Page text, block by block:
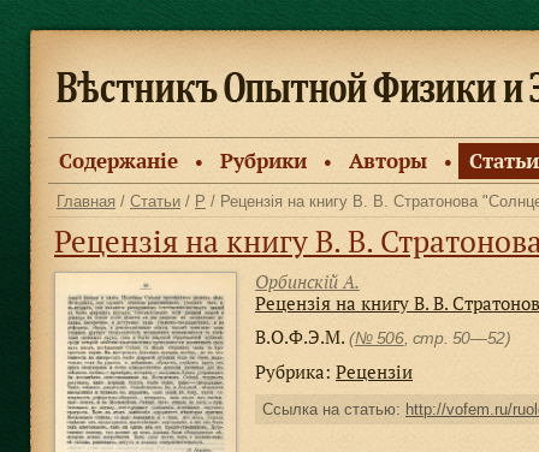
Содержанiе ● Рубрики ● Авторы ● Статьи
Главная / Статьи / Р / Рецензiя на книгу В. В. Стратонова
Рецензiя на книгу В. В.
Орбинскiй А.
Рецензiя на книгу В. В.
В.О.Ф.Э.М. (№ 506, стр. 50—52)
Рубрика: Рецензiи
Ссылка на статью: http://vofem.ru/